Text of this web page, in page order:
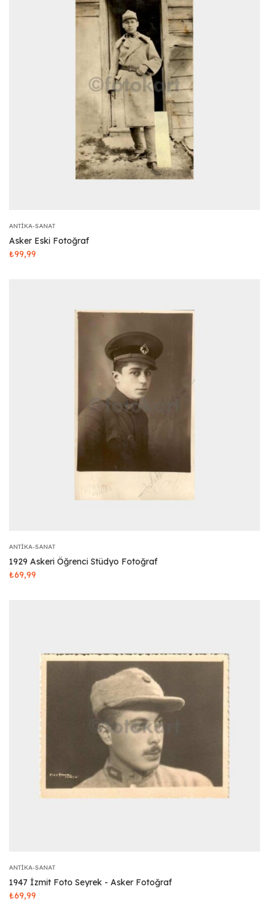
ANTIKA-SANAT
Asker Eski Fotoğraf
₺99,99
ANTIKA-SANAT
1929 Askeri Öğrenci Stüdyo Fotoğraf
₺69,99
ANTIKA-SANAT
1947 İzmit Foto Seyrek - Asker Fotoğraf
₺69,99